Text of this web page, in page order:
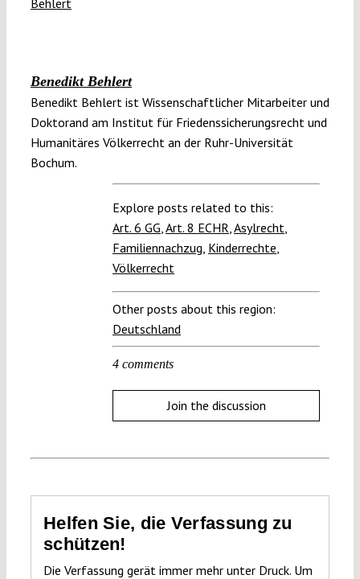
Benedikt Behlert
Benedikt Behlert ist Wissenschaftlicher Mitarbeiter und
Doktorand am Institut für Friedenssicherungsrecht und
Humanitäres Völkerrecht an der Ruhr-Universität
Bochum.
Explore posts related to this:
Art. 6 GG Art. 8 ECHR Asylrecht
Familiennachzug Kinderrechte
Völkerrecht
Other posts about this region:
Deutschland
4 comments
Join the discussion
Helfen Sie, die Verfassung zu
schützen!
Die Verfassung gerät immer mehr unter Druck. Um